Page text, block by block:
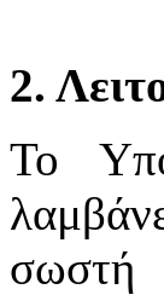
2.
Το
σωστή